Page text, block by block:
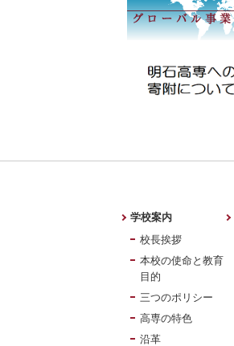
学校案内
校長挨拶
本校の使命と教育
目的
三つのポリシー
高専の特色
沿革